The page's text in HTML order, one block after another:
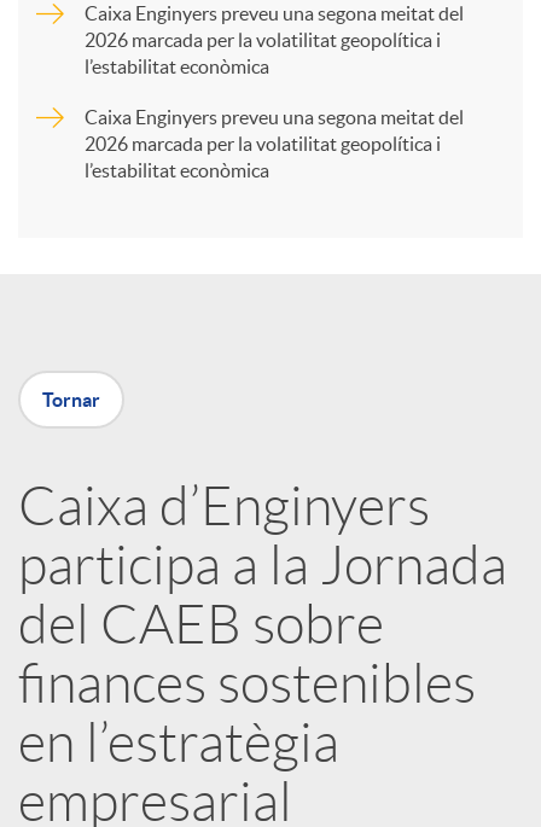
X
r
x
e
s
Caixa Enginyers preveu una segona meitat del
2026 marcada per la volatilitat geopolítica i
l’estabilitat econòmica
Caixa Enginyers preveu una segona meitat del
2026 marcada per la volatilitat geopolítica i
l’estabilitat econòmica
Tornar
Caixa d’Enginyers
participa a la Jornada
del CAEB sobre
finances sostenibles
en l’estratègia
empresarial